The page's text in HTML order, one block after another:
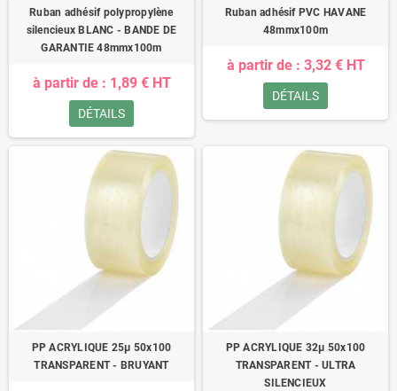
Ruban adhésif polypropylène
silencieux BLANC - BANDE DE
GARANTIE 48mmx100m
à partir de : 1,89 € HT
DÉTAILS
Ruban adhésif PVC HAVANE
48mmx100m
à partir de : 3,32 € HT
DÉTAILS
PP ACRYLIQUE 25µ 50x100
TRANSPARENT - BRUYANT
PP ACRYLIQUE 32µ 50x100
TRANSPARENT - ULTRA
SILENCIEUX